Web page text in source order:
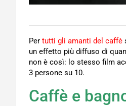
Per tutti gli amanti del caffè
un effetto più diffuso di
non è così: lo stesso film
3 persone su 10.
Caffè e